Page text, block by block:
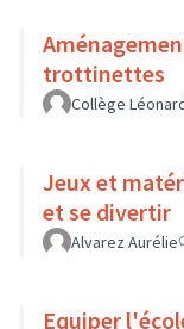
trottinettes
Collège
Jeux et
et se divertir
Alvarez Aurélie
Equiper